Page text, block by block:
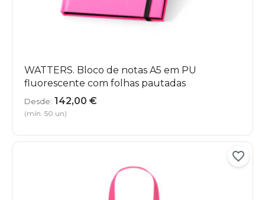
WATTERS. Bloco de notas A5 em PU
fluorescente com folhas pautadas
Desde: 142,00 €
(mín. 50 un)